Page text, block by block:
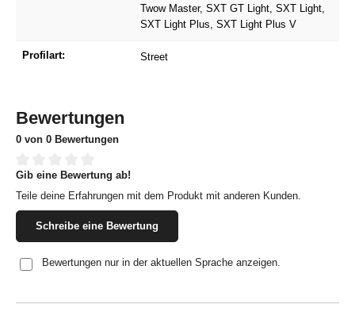
Twow Master, SXT GT Light, SXT Light,
SXT Light Plus, SXT Light Plus V
Profilart: Street
Bewertungen
0 von 0 Bewertungen
Durchschnittliche Bewertung von 0 von 5 Sternen
Gib eine Bewertung ab!
Teile deine Erfahrungen mit dem Produkt mit anderen Kunden.
Schreibe eine Bewertung
Bewertungen nur in der aktuellen Sprache anzeigen.